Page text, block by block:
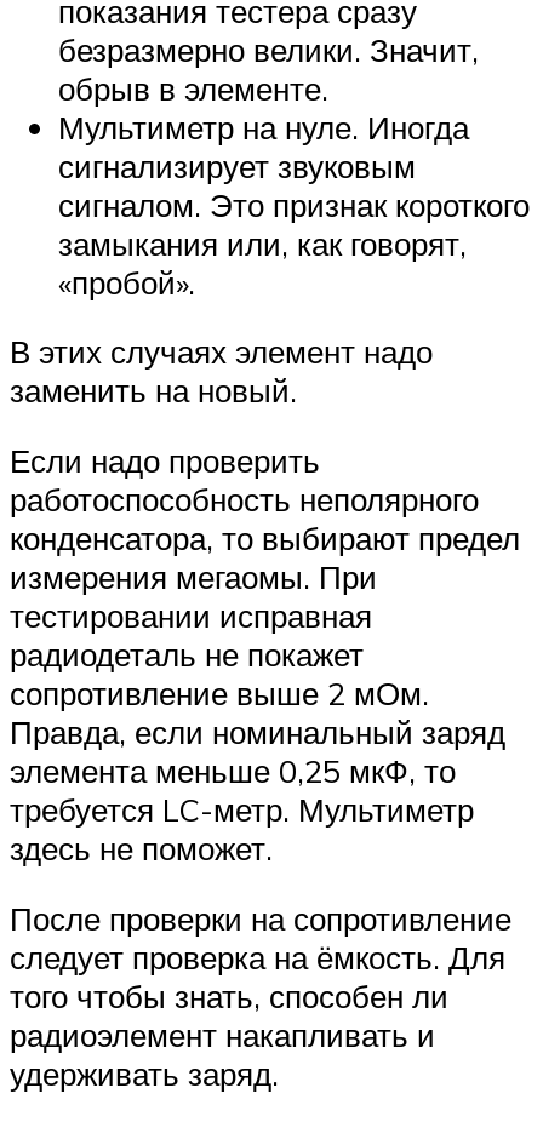
показания тестера сразу
безразмерно велики. Значит,
обрыв в элементе.
Мультиметр на нуле. Иногда
сигнализирует звуковым
сигналом. Это признак короткого
замыкания или, как говорят,
«пробой».
В этих случаях элемент надо
заменить на новый.
Если надо проверить
работоспособность неполярного
конденсатора, то выбирают предел
измерения мегаомы. При
тестировании исправная
радиодеталь не покажет
сопротивление выше 2 мОм.
Правда, если номинальный заряд
элемента меньше 0,25 мкФ, то
требуется LC-метр. Мультиметр
здесь не поможет.
После проверки на сопротивление
следует проверка на ёмкость. Для
того чтобы знать, способен ли
радиоэлемент накапливать и
удерживать заряд.